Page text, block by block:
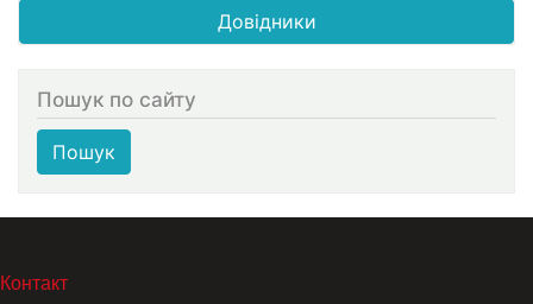
Довідники
Пошук по сайту
Пошук
МЕНЮ В ПОДВАЛЕ
Контакт